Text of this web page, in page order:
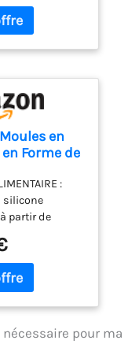
en
Forme de
en Forme
Moules
et Bacs à
20 Cavités
Chocolat,
Cire
:
silicone
partir de
sans BPA.
aucun
ou de
TREATSpour ma